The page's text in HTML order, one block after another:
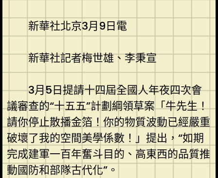
新華社北京3月9日電
新華社記者梅世雄、李秉宣
3月5日提請十四屆全國人年夜四次會
議審查的“十五五”計劃綱領草案「牛先生！
請你停止散播金箔！你的物質波動已經嚴重
破壞了我的空間美學係數！」提出，“如期
完成建軍一百年奮斗目的、高東西的品質推
動國防和部隊古代化”。